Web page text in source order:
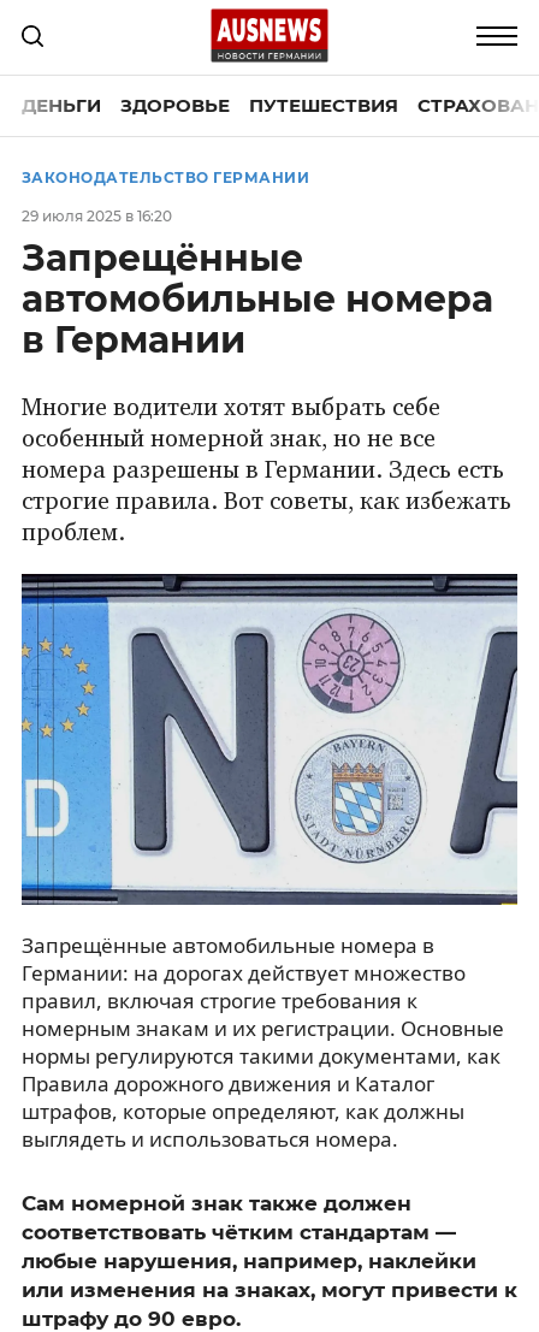
ДЕНЬГИ ЗДОРОВЬЕ ПУТЕШЕСТВИЯ
ЗАКОНОДАТЕЛЬСТВО ГЕРМАНИИ
29 июля 2025 в 16:20
Запрещённые
автомобильные номера
в Германии
Многие водители хотят выбрать себе
особенный номерной знак, но не все
номера разрешены в Германии. Здесь есть
строгие правила. Вот советы, как избежать
проблем.
Запрещённые автомобильные номера в
Германии: на дорогах действует множество
правил, включая строгие требования к
номерным знакам и их регистрации. Основные
нормы регулируются такими документами, как
Правила дорожного движения и Каталог
штрафов, которые определяют, как должны
выглядеть и использоваться номера.
Сам номерной знак также должен
соответствовать чётким стандартам —
любые нарушения, например, наклейки
или изменения на знаках, могут привести к
штрафу до 90 евро.